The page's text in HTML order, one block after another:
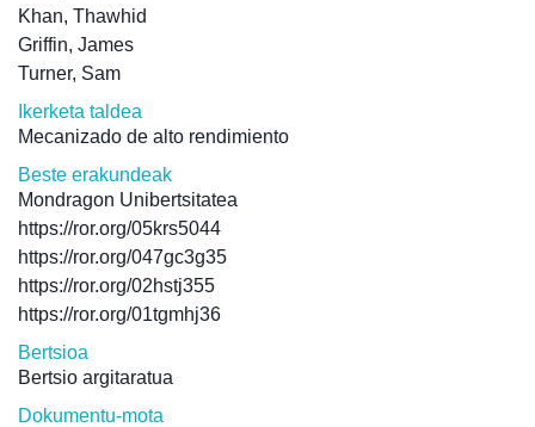
Khan, Thawhid
Griffin, James
Turner, Sam
Ikerketa taldea
Mecanizado de alto rendimiento
Beste erakundeak
Mondragon Unibertsitatea
https://ror.org/05krs5044
https://ror.org/047gc3g35
https://ror.org/02hstj355
https://ror.org/01tgmhj36
Bertsioa
Bertsio argitaratua
Dokumentu-mota